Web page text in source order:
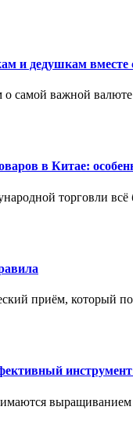
и дедушкам вместе
о самой важной
в Китае:
торговли
приём, который